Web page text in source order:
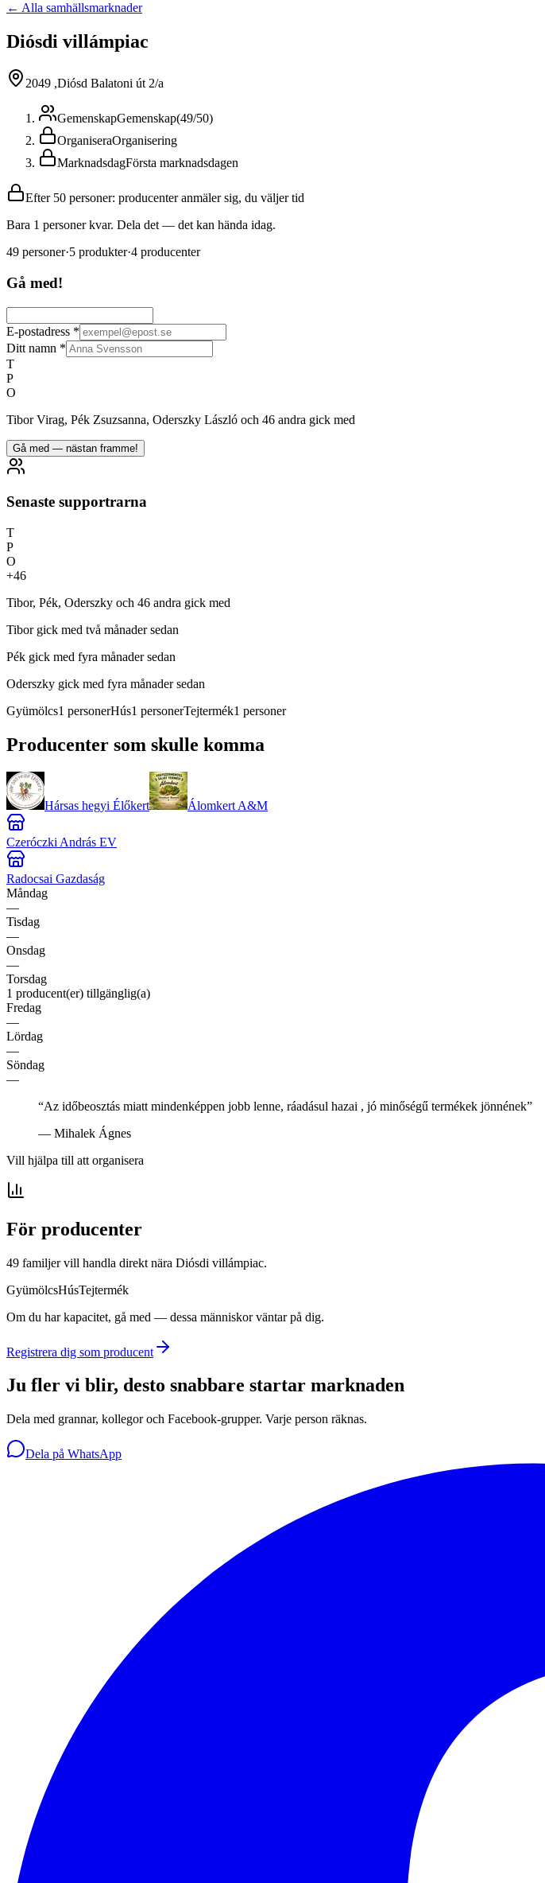
← Alla samhällsmarknader
Diósdi villámpiac
2049 ,Diósd Balatoni út 2/a
GemenskapGemenskap(49/50)
OrganiseraOrganisering
MarknadsdagFörsta marknadsdagen
Efter 50 personer: producenter anmäler sig, du väljer tid
Bara 1 personer kvar. Dela det — det kan hända idag.
49 personer·5 produkter·4 producenter
Gå med!
E-postadress *
Ditt namn *
T
P
O
Tibor Virag, Pék Zsuzsanna, Oderszky László och 46 andra gick med
Gå med — nästan framme!
Senaste supportrarna
T
P
O
+46
Tibor, Pék, Oderszky och 46 andra gick med
Tibor gick med två månader sedan
Pék gick med fyra månader sedan
Oderszky gick med fyra månader sedan
Gyümölcs1 personerHús1 personerTejtermék1 personer
Producenter som skulle komma
Hársas hegyi Élőkert Álomkert A&M
Czeróczki András EV
Radocsai Gazdaság
Måndag
—
Tisdag
—
Onsdag
—
Torsdag
1 producent(er) tillgänglig(a)
Fredag
—
Lördag
—
Söndag
—
“Az időbeosztás miatt mindenképpen jobb lenne, ráadásul hazai , jó minőségű termékek jönnének”
— Mihalek Ágnes
Vill hjälpa till att organisera
För producenter
49 familjer vill handla direkt nära Diósdi villámpiac.
GyümölcsHúsTejtermék
Om du har kapacitet, gå med — dessa människor väntar på dig.
Registrera dig som producent
Ju fler vi blir, desto snabbare startar marknaden
Dela med grannar, kollegor och Facebook-grupper. Varje person räknas.
Dela på WhatsApp